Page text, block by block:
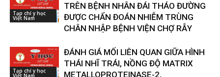
Tạp chí y học
Việt Nam
TRÊN BỆNH NHÂN ĐÁI THÁO ĐƯỜNG
ĐƯỢC CHẨN ĐOÁN NHIỄM TRÙNG
CHÂN NHẬP BỆNH VIỆN CHỢ RẪY
Tạp chí y học
ĐÁNH GIÁ MỐI LIÊN QUAN GIỮA HÌNH
THÁI NHĨ TRÁI, NỒNG ĐỘ MATRIX
METALLOPROTEINASE-2,